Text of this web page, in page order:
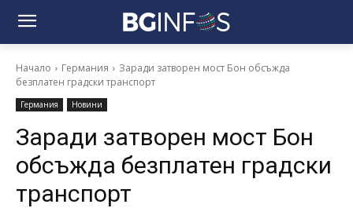
Начало Германия
Заради затворен мост Бон обсъжда
безплатен градски транспорт
Германия Новини
Заради затворен мост Бон
обсъжда безплатен градски
транспорт